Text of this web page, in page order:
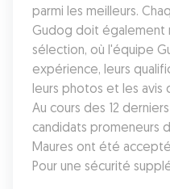
parmi les meilleurs.
Gudog doit également
sélection, où l'équipe
expérience, leurs
leurs photos et les avis
Au cours des 12
candidats promeneurs
Maures ont été
Pour une sécurité